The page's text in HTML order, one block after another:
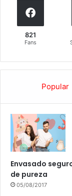
821
Fans
Popular
Envasado
de pureza
05/08/2017